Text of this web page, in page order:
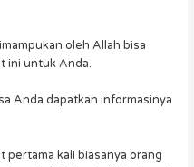
oleh Allah bisa
ini untuk Anda.
Anda dapatkan informasinya
kali biasanya orang